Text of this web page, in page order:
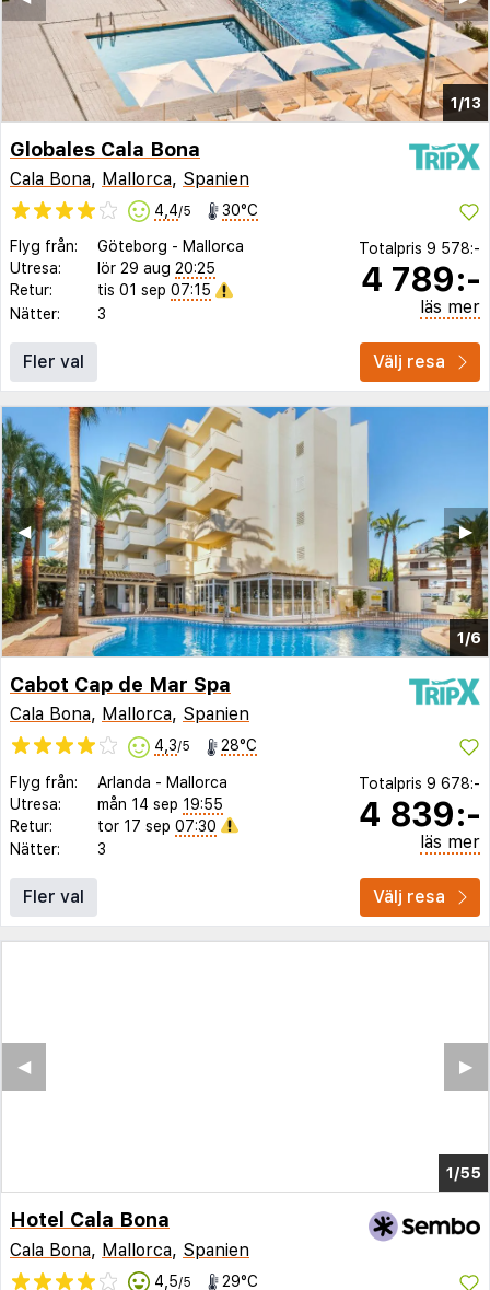
1/13
Globales Cala Bona
Cala Bona, Mallorca, Spanien
4,4/5 30°C
Flyg från: Göteborg - Mallorca
Utresa:
lör 29 aug 20:25
Retur:
tis 01 sep 07:15
Nätter:
3
Totalpris 9 578:-
4 789:-
läs mer
Fler val Välj resa
1/6
▶︎
◀︎
Cabot Cap de Mar Spa
Cala Bona, Mallorca, Spanien
4,3/5 28°C
Flyg från: Arlanda - Mallorca
Utresa:
mån 14 sep 19:55
Retur:
tor 17 sep 07:30
Nätter:
3
Totalpris 9 678:-
4 839:-
läs mer
Fler val Välj resa
1/47
▶︎
◀︎
Hotel Cala Bona
Cala Bona, Mallorca, Spanien
4,5/5 29°C